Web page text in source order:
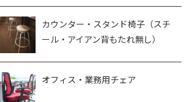
カウンター・スタンド椅子（スチ
ール・アイアン背もたれ無し）
オフィス・業務用チェア